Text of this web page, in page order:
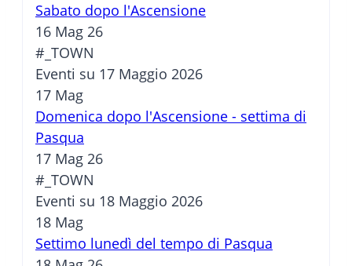
Sabato dopo l'Ascensione
16 Mag 26
#_TOWN
Eventi su 17 Maggio 2026
17 Mag
Domenica dopo l'Ascensione - settima di
Pasqua
17 Mag 26
#_TOWN
Eventi su 18 Maggio 2026
18 Mag
Settimo lunedì del tempo di Pasqua